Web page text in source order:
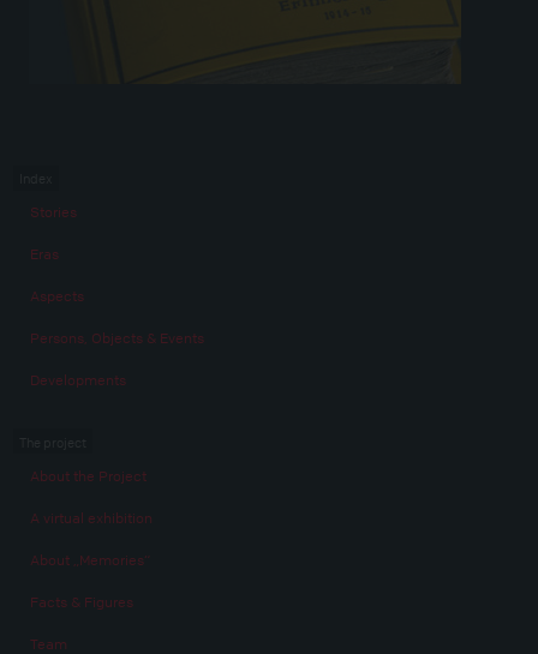
Stories
Eras
Aspects
Persons, Objects & Events
Developments
About the Project
A virtual exhibition
About „Memories“
Facts & Figures
Team